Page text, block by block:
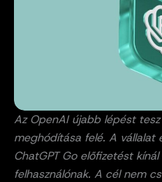
Az OpenAI újabb lépést
meghódítása felé. A vállalat
ChatGPT Go előfizetést
felhasználónak. A cél nem